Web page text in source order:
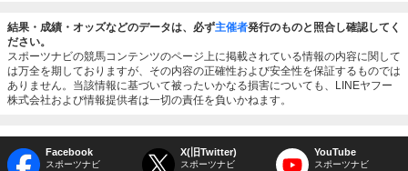
結果・成績・オッズなどのデータは、必ず主催者発行のものと照合し確認してく
ださい。
スポーツナビの競馬コンテンツのページ上に掲載されている情報の内容に関して
は万全を期しておりますが、その内容の正確性および安全性を保証するものでは
ありません。当該情報に基づいて被ったいかなる損害についても、LINEヤフー
株式会社および情報提供者は一切の責任を負いかねます。
Facebook
スポーツナビ
X(旧Twitter)
スポーツナビ
YouTube
スポーツナビ